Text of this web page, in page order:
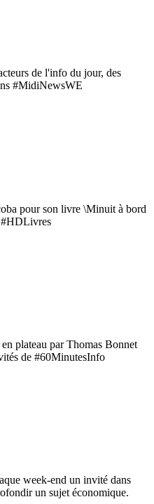
de l'info du jour, des
#MidiNewsWE
pour son livre \Minuit à bord
#HDLivres
plateau par Thomas Bonnet
de #60MinutesInfo
week-end un invité dans
un sujet économique.